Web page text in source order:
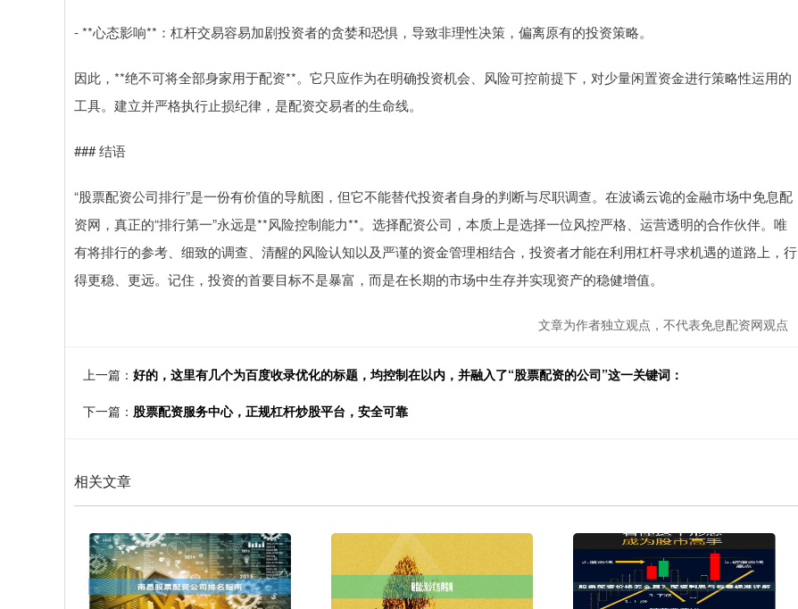
- **心态影响**：杠杆交易容易加剧投资者的贪婪和恐惧，导致非理性决策，偏离原有的投资策略。
因此，**绝不可将全部身家用于配资**。它只应作为在明确投资机会、风险可控前提下，对少量闲置资金进行策略性运用的
工具。建立并严格执行止损纪律，是配资交易者的生命线。
### 结语
“股票配资公司排行”是一份有价值的导航图，但它不能替代投资者自身的判断与尽职调查。在波谲云诡的金融市场中免息配
资网，真正的“排行第一”永远是**风险控制能力**。选择配资公司，本质上是选择一位风控严格、运营透明的合作伙伴。唯
有将排行的参考、细致的调查、清醒的风险认知以及严谨的资金管理相结合，投资者才能在利用杠杆寻求机遇的道路上，行
得更稳、更远。记住，投资的首要目标不是暴富，而是在长期的市场中生存并实现资产的稳健增值。
文章为作者独立观点，不代表免息配资网观点
上一篇： 好的，这里有几个为百度收录优化的标题，均控制在以内，并融入了“股票配资的公司”这一关键词：
下一篇： 股票配资服务中心，正规杠杆炒股平台，安全可靠
相关文章